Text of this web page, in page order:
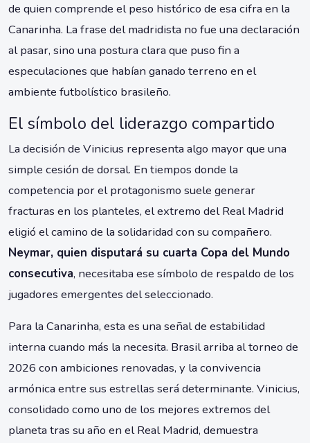
de quien comprende el peso histórico de esa cifra en la
Canarinha. La frase del madridista no fue una declaración
al pasar, sino una postura clara que puso fin a
especulaciones que habían ganado terreno en el
ambiente futbolístico brasileño.
El símbolo del liderazgo compartido
La decisión de Vinicius representa algo mayor que una
simple cesión de dorsal. En tiempos donde la
competencia por el protagonismo suele generar
fracturas en los planteles, el extremo del Real Madrid
eligió el camino de la solidaridad con su compañero.
Neymar, quien disputará su cuarta Copa del Mundo
consecutiva, necesitaba ese símbolo de respaldo de los
jugadores emergentes del seleccionado.
Para la Canarinha, esta es una señal de estabilidad
interna cuando más la necesita. Brasil arriba al torneo de
2026 con ambiciones renovadas, y la convivencia
armónica entre sus estrellas será determinante. Vinicius,
consolidado como uno de los mejores extremos del
planeta tras su año en el Real Madrid, demuestra